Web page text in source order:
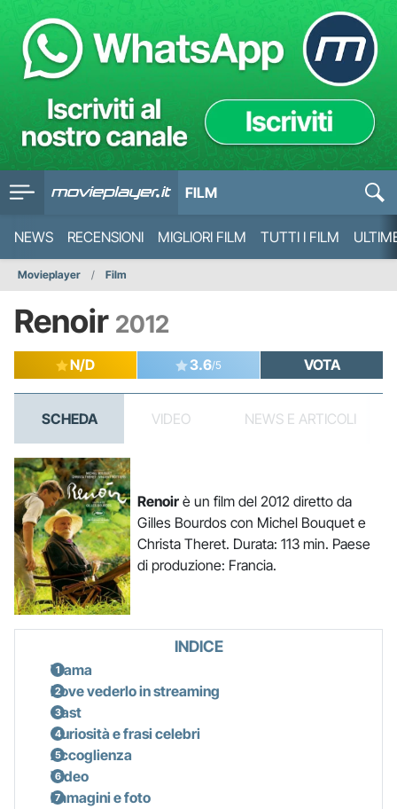
FILM
NEWS RECENSIONI MIGLIORI FILM TUTTI I FILM
Movieplayer Film
Renoir 2012
N/D 3.6/5 VOTA
SCHEDA VIDEO NEWS E ARTICOLI
Renoirè un film del 2012 diretto da
Gilles Bourdos con Michel Bouquet e
Christa Theret. Durata: 113 min. Paese
di produzione: Francia.
INDICE
Trama
Dove vederlo in streaming
Cast
Curiosità e frasi celebri
Accoglienza
Video
Immagini e foto